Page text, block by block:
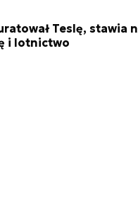
Teslę, stawia
i lotnictwo